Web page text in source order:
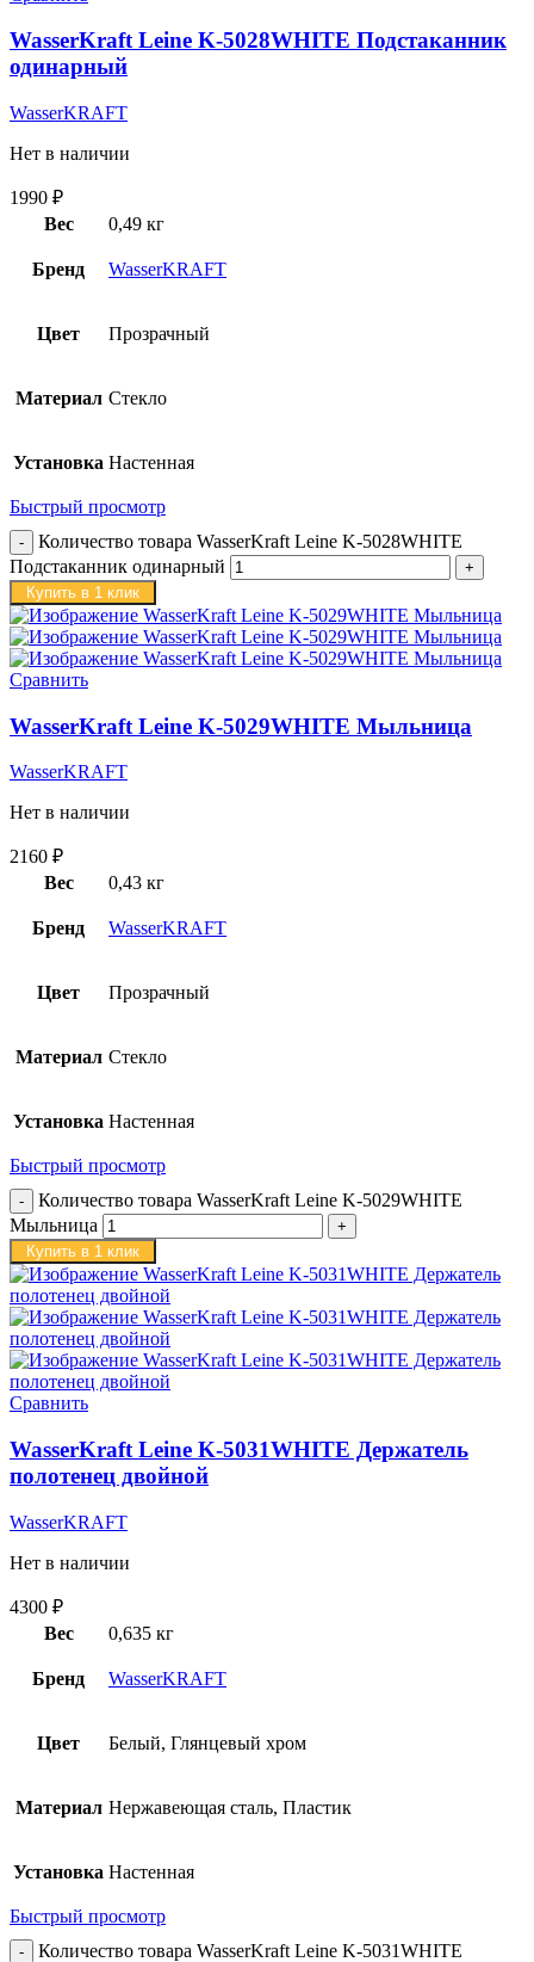
WasserKraft Leine K-5028WHITE Подстаканник
одинарный
WasserKRAFT
Нет в наличии
1990 ₽
Вес
0,49 кг
Бренд WasserKRAFT
Цвет Прозрачный
Материал Стекло
Установка Настенная
Быстрый просмотр
Количество товара WasserKraft Leine K-5028WHITE
Подстаканник одинарный
Купить в 1 клик
Сравнить
WasserKraft Leine K-5029WHITE Мыльница
WasserKRAFT
Нет в наличии
2160 ₽
Вес
0,43 кг
Бренд WasserKRAFT
Цвет Прозрачный
Материал Стекло
Установка Настенная
Быстрый просмотр
Количество товара WasserKraft Leine K-5029WHITE
Мыльница
Купить в 1 клик
Сравнить
WasserKraft Leine K-5031WHITE Держатель
полотенец двойной
WasserKRAFT
Нет в наличии
4300 ₽
Вес
0,635 кг
Бренд WasserKRAFT
Цвет Белый, Глянцевый хром
Материал Нержавеющая сталь, Пластик
Установка Настенная
Быстрый просмотр
Количество товара WasserKraft Leine K-5031WHITE